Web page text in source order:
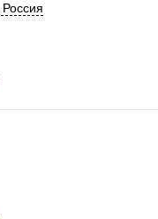
Россия